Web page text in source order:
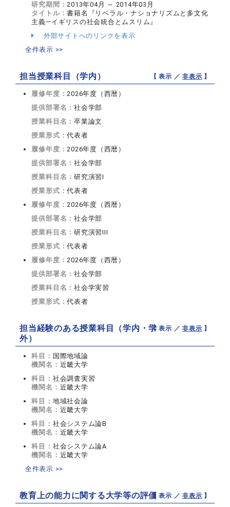
研究期間：2013年04月 ～ 2014年03月
タイトル：書籍名『リベラル・ナショナリズムと多文化
主義―イギリスの社会統合とムスリム』
外部サイトへのリンクを表示
全件表示 >>
担当授業科目（学内） 【 表示 ／非表示 】
履修年度：2026年度（西暦）
提供部署名：社会学部
授業科目名：卒業論文
授業形式：代表者
履修年度：2026年度（西暦）
提供部署名：社会学部
授業科目名：研究演習I
授業形式：代表者
履修年度：2026年度（西暦）
提供部署名：社会学部
授業科目名：研究演習III
授業形式：代表者
履修年度：2026年度（西暦）
提供部署名：社会学部
授業科目名：社会学実習
授業形式：代表者
担当経験のある授業科目（学内・学
外）
【 表示 ／非表示 】
科目： 国際地域論
機関名： 近畿大学
科目： 社会調査実習
機関名： 近畿大学
科目： 地域社会論
機関名： 近畿大学
科目： 社会システム論B
機関名： 近畿大学
科目： 社会システム論A
機関名： 近畿大学
全件表示 >>
教育上の能力に関する大学等の評価【 表示 ／非表示 】